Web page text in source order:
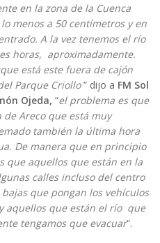
en la zona de la Cuenca
menos a 50 centímetros y en
A la vez tenemos el río
horas, aproximadamente.
está este fuera de cajón
Parque Criollo” dijo a FM Sol
Ojeda, “el problema es que
Areco que está muy
también la última hora
De manera que en principio
que aquellos que están en la
calles incluso del centro
que pongan los vehículos
aquellos que están el río que
tengamos que evacuar“.